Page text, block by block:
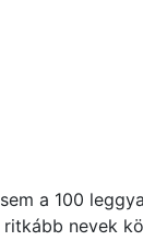
a 100
nevek